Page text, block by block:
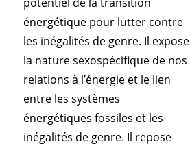
énergétique pour lutter contre
les inégalités de genre. Il expose
la nature sexospécifique de nos
relations à l’énergie et le lien
entre les systèmes
énergétiques fossiles et les
inégalités de genre. Il repose